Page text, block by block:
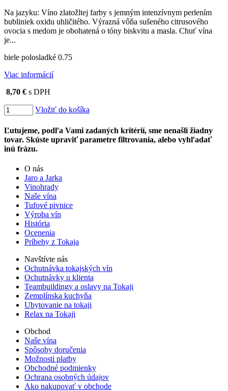
Na jazyku: Víno zlatožltej farby s jemným intenzívnym perlením
bubliniek oxidu uhličitého. Výrazná vôňa sušeného citrusového
ovocia s medom je obohatená o tóny biskvitu a masla. Chuť vína
je...
biele polosladké 0.75
Viac informácií
8,70 € s DPH
Vložiť do košíka
Ľutujeme, podľa Vami zadaných kritérií, sme nenašli žiadny
tovar. Skúste upraviť parametre filtrovania, alebo vyhľadať
inú frázu.
O nás
Jaro a Jarka
Vinohrady
Naše vína
Tufové pivnice
Výroba vín
História
Ocenenia
Príbehy z Tokaja
Navštívte nás
Ochutnávka tokajských vín
Ochutnávky u klienta
Teambuildingy a oslavy na Tokaji
Zemplínska kuchyňa
Ubytovanie na tokaji
Relax na Tokaji
Obchod
Naše vína
Spôsoby doručenia
Možnosti platby
Obchodné podmienky
Ochrana osobných údajov
Ako nakupovať v obchode